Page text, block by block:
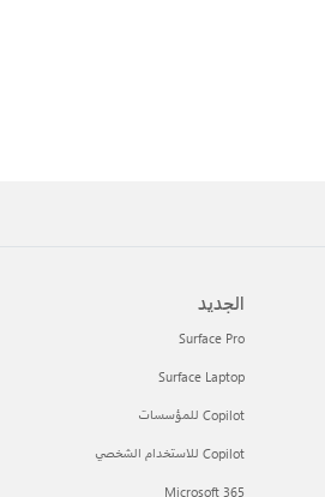
الجديد
Surface Pro
Surface Laptop
Copilot للمؤسسات
Copilot للاستخدام الشخصي
Microsoft 365